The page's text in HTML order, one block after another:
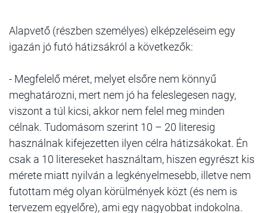
Alapvető (részben személyes) elképzeléseim egy
igazán jó futó hátizsákról a következők:
- Megfelelő méret, melyet elsőre nem könnyű
meghatározni, mert nem jó ha feleslegesen nagy,
viszont a túl kicsi, akkor nem felel meg minden
célnak. Tudomásom szerint 10 – 20 literesig
használnak kifejezetten ilyen célra hátizsákokat. Én
csak a 10 litereseket használtam, hiszen egyrészt kis
mérete miatt nyilván a legkényelmesebb, illetve nem
futottam még olyan körülmények közt (és nem is
tervezem egyelőre), ami egy nagyobbat indokolna.